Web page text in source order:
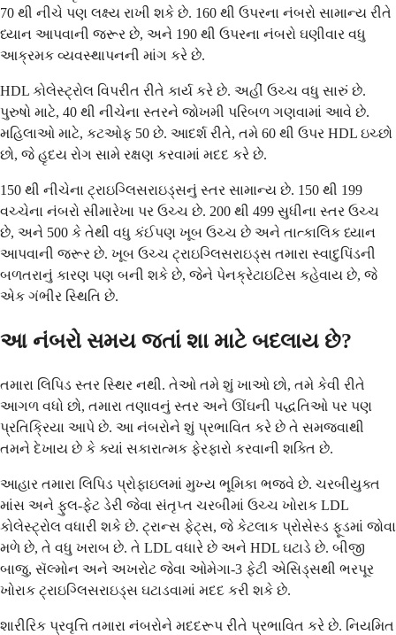
70 થી નીચે પણ લક્ષ્ય રાખી શકે છે. 160 થી ઉપરના નંબરો સામાન્ય રીતે
ધ્યાન આપવાની જરૂર છે, અને 190 થી ઉપરના નંબરો ઘણીવાર વધુ
આક્રમક વ્યવસ્થાપનની માંગ કરે છે.
HDL કોલેસ્ટ્રોલ વિપરીત રીતે કાર્ય કરે છે. અહીં ઉચ્ચ વધુ સારું છે.
પુરુષો માટે, 40 થી નીચેના સ્તરને જોખમી પરિબળ ગણવામાં આવે છે.
મહિલાઓ માટે, કટઓફ 50 છે. આદર્શ રીતે, તમે 60 થી ઉપર HDL ઇચ્છો
છો, જે હૃદય રોગ સામે રક્ષણ કરવામાં મદદ કરે છે.
150 થી નીચેના ટ્રાઇગ્લિસરાઇડ્સનું સ્તર સામાન્ય છે. 150 થી 199
વચ્ચેના નંબરો સીમારેખા પર ઉચ્ચ છે. 200 થી 499 સુધીના સ્તર ઉચ્ચ
છે, અને 500 કે તેથી વધુ કંઈપણ ખૂબ ઉચ્ચ છે અને તાત્કાલિક ધ્યાન
આપવાની જરૂર છે. ખૂબ ઉચ્ચ ટ્રાઇગ્લિસરાઇડ્સ તમારા સ્વાદુપિંડની
બળતરાનું કારણ પણ બની શકે છે, જેને પેનક્રેટાઇટિસ કહેવાય છે, જે
એક ગંભીર સ્થિતિ છે.
આ નંબરો સમય જતાં શા માટે બદલાય છે?
તમારા લિપિડ સ્તર સ્થિર નથી. તેઓ તમે શું ખાઓ છો, તમે કેવી રીતે
આગળ વધો છો, તમારા તણાવનું સ્તર અને ઊંઘની પદ્ધતિઓ પર પણ
પ્રતિક્રિયા આપે છે. આ નંબરોને શું પ્રભાવિત કરે છે તે સમજવાથી
તમને દેખાય છે કે ક્યાં સકારાત્મક ફેરફારો કરવાની શક્તિ છે.
આહાર તમારા લિપિડ પ્રોફાઇલમાં મુખ્ય ભૂમિકા ભજવે છે. ચરબીયુક્ત
માંસ અને ફુલ-ફેટ ડેરી જેવા સંતૃપ્ત ચરબીમાં ઉચ્ચ ખોરાક LDL
કોલેસ્ટ્રોલ વધારી શકે છે. ટ્રાન્સ ફેટ્સ, જે કેટલાક પ્રોસેસ્ડ ફૂડમાં જોવા
મળે છે, તે વધુ ખરાબ છે. તે LDL વધારે છે અને HDL ઘટાડે છે. બીજી
બાજુ, સૅલ્મોન અને અખરોટ જેવા ઓમેગા-3 ફેટી એસિડ્સથી ભરપૂર
ખોરાક ટ્રાઇગ્લિસરાઇડ્સ ઘટાડવામાં મદદ કરી શકે છે.
શારીરિક પ્રવૃત્તિ તમારા નંબરોને મદદરૂપ રીતે પ્રભાવિત કરે છે. નિયમિત